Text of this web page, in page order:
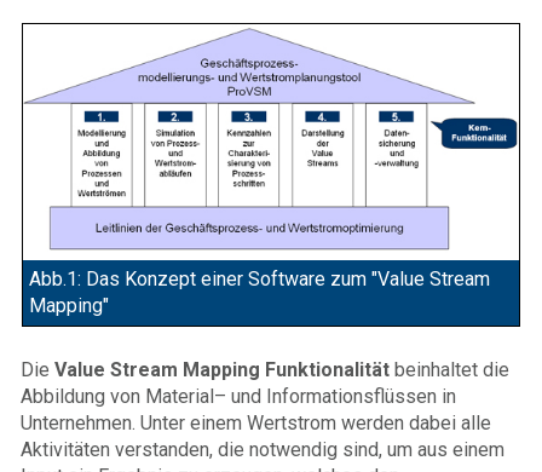
Abb.1: Das Konzept einer Software zum "Value Stream
Mapping"
Die Value Stream Mapping Funktionalität beinhaltet die
Abbildung von Material– und Informationsflüssen in
Unternehmen. Unter einem Wertstrom werden dabei alle
Aktivitäten verstanden, die notwendig sind, um aus einem